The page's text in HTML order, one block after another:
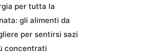
per tutta la
gli alimenti da
per sentirsi sazi
concentrati